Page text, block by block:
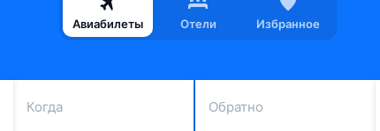
Авиабилеты Отели Избранное
Когда Обратно